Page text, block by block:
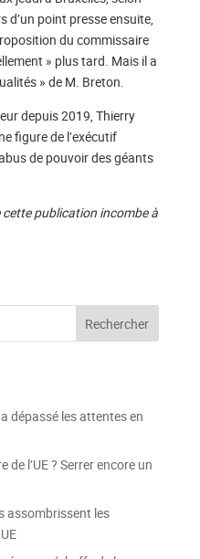
d’un point presse ensuite,
du commissaire
» plus tard. Mais il a
» de M. Breton.
depuis 2019, Thierry
figure de l’exécutif
de pouvoir des géants
publication incombe à
Rechercher
dépassé les attentes en
l’UE ? Serrer encore un
assombrissent les